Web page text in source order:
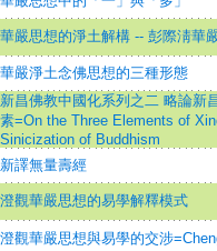
華嚴思想的淨土解構 -- 彭際淸華
華嚴淨土念佛思想的三種形態
新昌佛教中國化系列之二 略論新
素=On the Three Elements of
Sinicization of Buddhism
新譯無量壽經
澄觀華嚴思想的易學解釋模式
澄觀華嚴思想與易學的交涉